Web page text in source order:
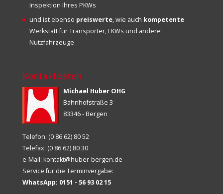
Inspektion Ihres PKWs
und ist ebenso preiswerte, wie auch kompetente
Werkstatt für Transporter, LKWs und andere
Nutzfahrzeuge
Kontaktdaten
Michael Huber OHG
Bahnhofstraße 3
83346 - Bergen
Telefon: (0 86 62) 80 52
Telefax: (0 86 62) 80 30
e-Mail: kontakt@huber-bergen.de
Service für die Terminvergabe:
WhatsApp: 0151 - 56 93 02 15